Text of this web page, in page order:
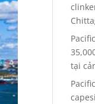
tại